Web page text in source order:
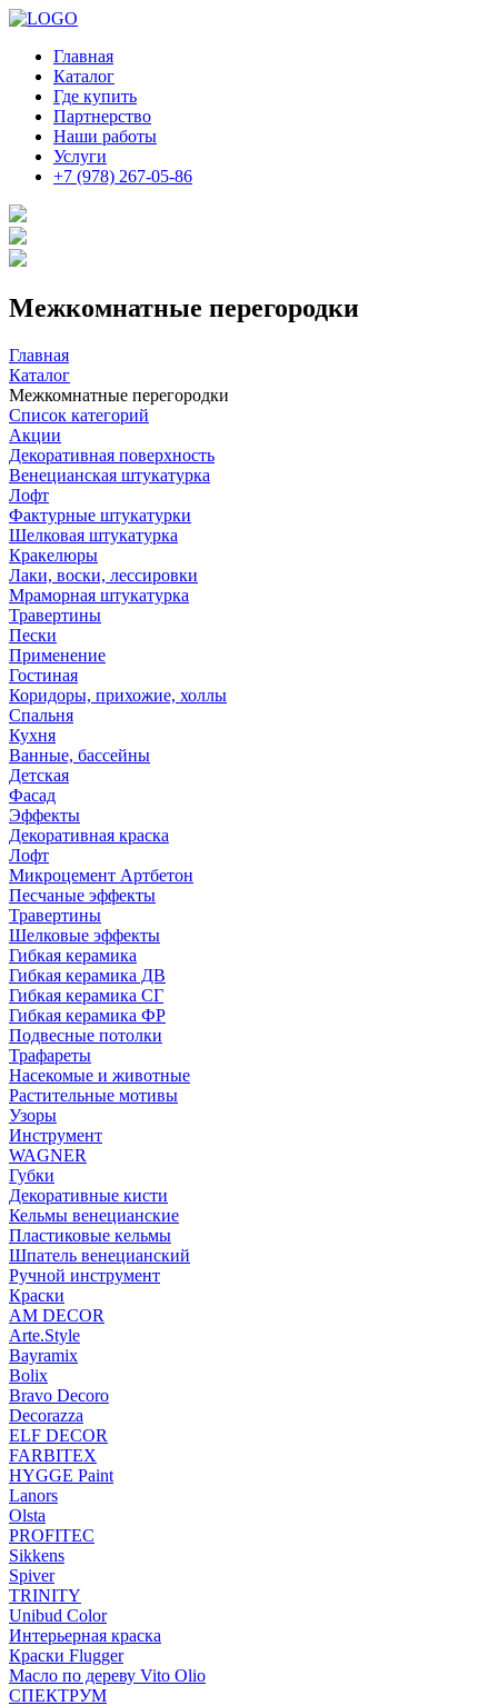
Главная
Каталог
Где купить
Партнерство
Наши работы
Услуги
+7 (978) 267-05-86
Межкомнатные перегородки
Главная
Каталог
Межкомнатные перегородки
Список категорий
Акции
Декоративная поверхность
Венецианская штукатурка
Лофт
Фактурные штукатурки
Шелковая штукатурка
Кракелюры
Лаки, воски, лессировки
Мраморная штукатурка
Травертины
Пески
Применение
Гостиная
Коридоры, прихожие, холлы
Спальня
Кухня
Ванные, бассейны
Детская
Фасад
Эффекты
Декоративная краска
Лофт
Микроцемент Артбетон
Песчаные эффекты
Травертины
Шелковые эффекты
Гибкая керамика
Гибкая керамика ДВ
Гибкая керамика СГ
Гибкая керамика ФР
Подвесные потолки
Трафареты
Насекомые и животные
Растительные мотивы
Узоры
Инструмент
WAGNER
Губки
Декоративные кисти
Кельмы венецианские
Пластиковые кельмы
Шпатель венецианский
Ручной инструмент
Краски
AM DECOR
Arte.Style
Bayramix
Bolix
Bravo Decoro
Decorazza
ELF DECOR
FARBITEX
HYGGE Paint
Lanors
Olsta
PROFITEC
Sikkens
Spiver
TRINITY
Unibud Color
Интерьерная краска
Краски Flugger
Масло по дереву Vito Olio
СПЕКТРУМ